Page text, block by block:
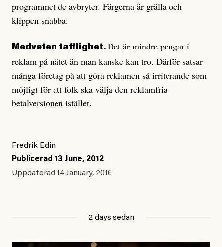
programmet de avbryter. Färgerna är grälla och
klippen snabba.
Medveten tafflighet. Det är mindre pengar i
reklam på nätet än man kanske kan tro. Därför satsar
många företag på att göra reklamen så irriterande som
möjligt för att folk ska välja den reklamfria
betalversionen istället.
Fredrik Edin
Publicerad 13 June, 2012
Uppdaterad 14 January, 2016
2 days sedan